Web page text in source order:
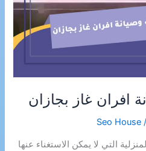
افران غاز بجازان
/
Seo House
التي لا يمكن الاستغناء عنها